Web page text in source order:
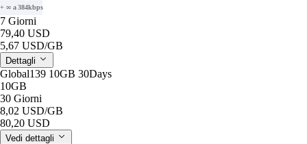
+ ∞ a 384kbps
7 Giorni
79,40 USD
5,67 USD/GB
Dettagli
Global139 10GB 30Days
10GB
30 Giorni
8,02 USD/GB
80,20 USD
Vedi dettagli